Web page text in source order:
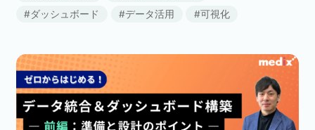
ダッシュボード
データ活用 可視化